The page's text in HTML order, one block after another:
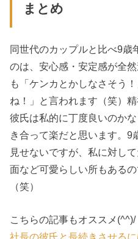
まとめ
同世代のカップルと比べ9歳
のは、安心感・安定感が全
も「ケンカとかしなさそう
ね！」と言われます（笑）
彼氏は私的に丁度良いのか
き合って楽だと思います。9
見せないですが、私に対し
面など可愛らしい所もある
（笑）
こちらの記事もオススメ(^^)/